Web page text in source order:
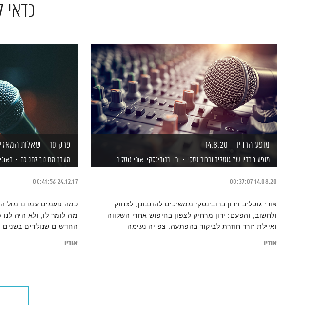
כדאי
מופע הרדיו – 14.8.20
מופע הרדיו של גוטליב וברובינסקי ירון ברובינסקי ואורי גוטליב
14.08.20
00:37:07
אורי גוטליב וירון ברובינסקי ממשיכים להתבונן, לצחוק
ולחשוב, והפעם: ירון מרחיק לצפון בחיפוש אחרי השלווה
ואיילת זורר חוזרת לביקור בהפתעה. צפייה נעימה
אודיו
פרק 10 – שאלות המאזינים – חלק א'
מעבר מחינוך לחניכה
24.12.17
00:41:56
כמה פעמים עמדנו מול
מה לומר לו, ולא היה לנו
החדשים שנולדים בשנים
אודיו